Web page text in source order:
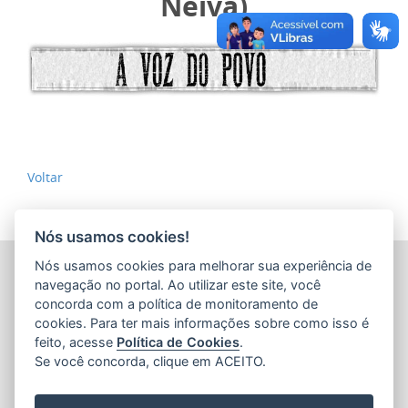
Voltar
ARQUIVO PÚBLICO DO ESTADO DO ESPÍRITO SANTO
(APEES)
Rua Sete de Setembro, 414 - Centro
CEP: 29.015-905 - Vitória / Espírito Santo
Tel.: 36366100
E-mail:faleconosco@ape.es.gov.br
Nós usamos cookies!
Nós usamos cookies para melhorar sua experiência de
navegação no portal. Ao utilizar este site, você
concorda com a política de monitoramento de
cookies. Para ter mais informações sobre como isso é
feito, acesse Política de Cookies.
Se você concorda, clique em ACEITO.